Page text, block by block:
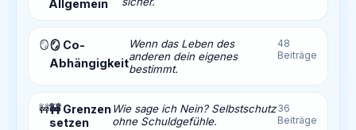
Allgemein
🪞🪞 Co-
Abhängigkeit
Wenn das Leben des
anderen dein eigenes
bestimmt.
48
Beiträge
🚧🚧 Grenzen
setzen
Wie sage ich Nein? Selbstschutz
ohne Schuldgefühle.
36
Beiträge